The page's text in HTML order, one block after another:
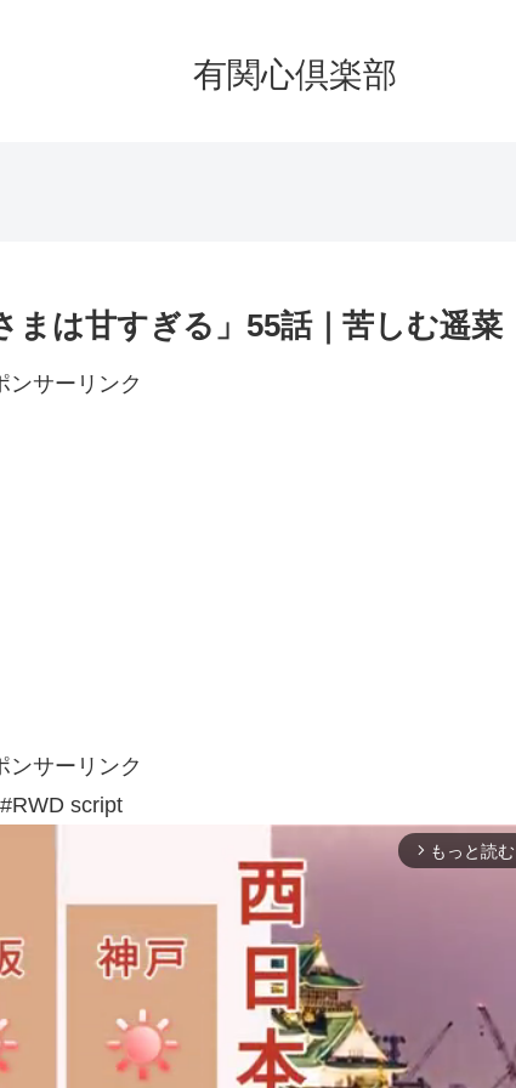
有関心倶楽部
まは甘すぎる」55話｜苦しむ遥菜
ンサーリンク
ンサーリンク
script
arrow_forward_ios もっと読む